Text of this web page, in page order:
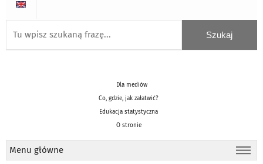
Dla mediów
Co, gdzie, jak załatwić?
Edukacja statystyczna
O stronie
Menu główne